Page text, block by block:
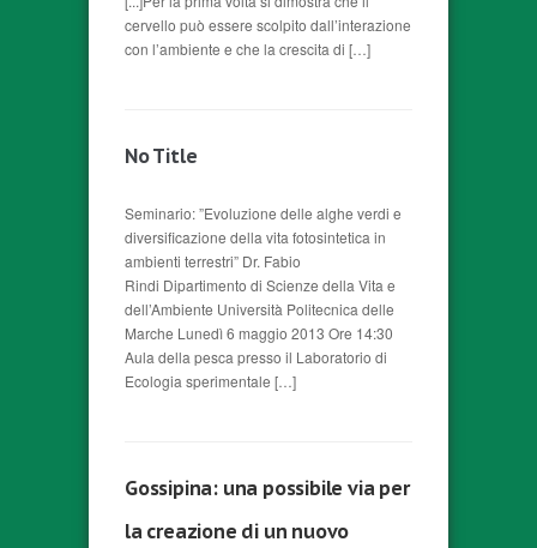
cervello può essere scolpito dall’interazione
con l’ambiente e che la crescita di […]
No Title
Seminario: ”Evoluzione delle alghe verdi e
diversificazione della vita fotosintetica in
ambienti terrestri” Dr. Fabio
Rindi Dipartimento di Scienze della Vita e
dell’Ambiente Università Politecnica delle
Marche Lunedì 6 maggio 2013 Ore 14:30
Aula della pesca presso il Laboratorio di
Ecologia sperimentale […]
Gossipina: una possibile via per
la creazione di un nuovo